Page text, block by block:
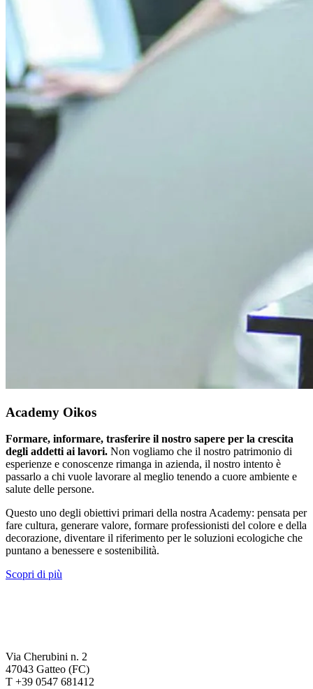
Academy Oikos
Formare, informare, trasferire il nostro sapere per la crescita
degli addetti ai lavori. Non vogliamo che il nostro patrimonio di
esperienze e conoscenze rimanga in azienda, il nostro intento è
passarlo a chi vuole lavorare al meglio tenendo a cuore ambiente e
salute delle persone.
Questo uno degli obiettivi primari della nostra Academy: pensata per
fare cultura, generare valore, formare professionisti del colore e della
decorazione, diventare il riferimento per le soluzioni ecologiche che
puntano a benessere e sostenibilità.
Scopri di più
Via Cherubini n. 2
47043 Gatteo (FC)
T +39 0547 681412